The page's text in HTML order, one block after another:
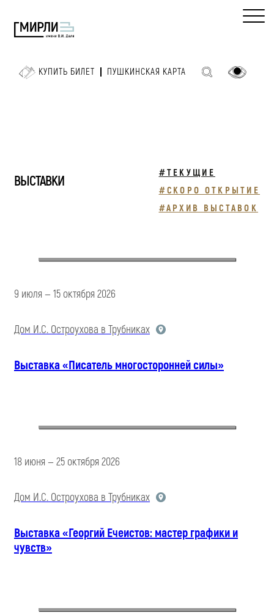
КУПИТЬ БИЛЕТ ПУШКИНСКАЯ КАРТА
ВЫСТАВКИ
#ТЕКУЩИЕ
#СКОРО ОТКРЫТИЕ
#АРХИВ ВЫСТАВОК
9 июля — 15 октября 2026
Дом И.С. Остроухова в Трубниках
Выставка «Писатель многосторонней силы»
18 июня — 25 октября 2026
Дом И.С. Остроухова в Трубниках
Выставка «Георгий Ечеистов: мастер графики и
чувств»